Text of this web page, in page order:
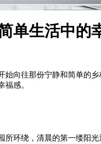
单生活中的
往那份宁静和简单的乡
福感。
绕，清晨的第一缕阳光